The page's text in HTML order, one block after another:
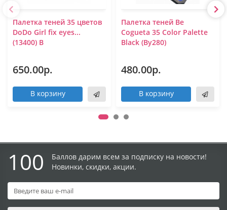
Палетка теней 35 цветов
DoDo Girl fix eyes...
(13400) B
650.00р.
В корзину
Палетка теней Be
Cogueta 35 Color Palette
Black (By280)
480.00р.
В корзину
100
Баллов дарим всем за подписку на новости!
Новинки, скидки, акции.